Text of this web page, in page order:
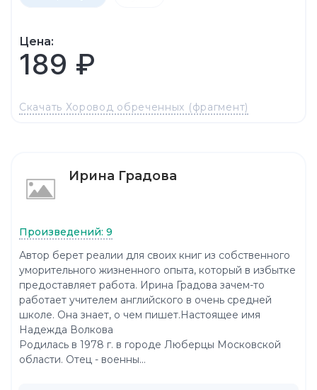
Цена:
189 ₽
Скачать Хоровод обреченных (фрагмент)
Ирина Градова
Произведений: 9
Автор берет реалии для своих книг из собственного
уморительного жизненного опыта, который в избытке
предоставляет работа. Ирина Градова зачем-то
работает учителем английского в очень средней
школе. Она знает, о чем пишет.Настоящее имя
Надежда Волкова
Родилась в 1978 г. в городе Люберцы Московской
области. Отец - военны...